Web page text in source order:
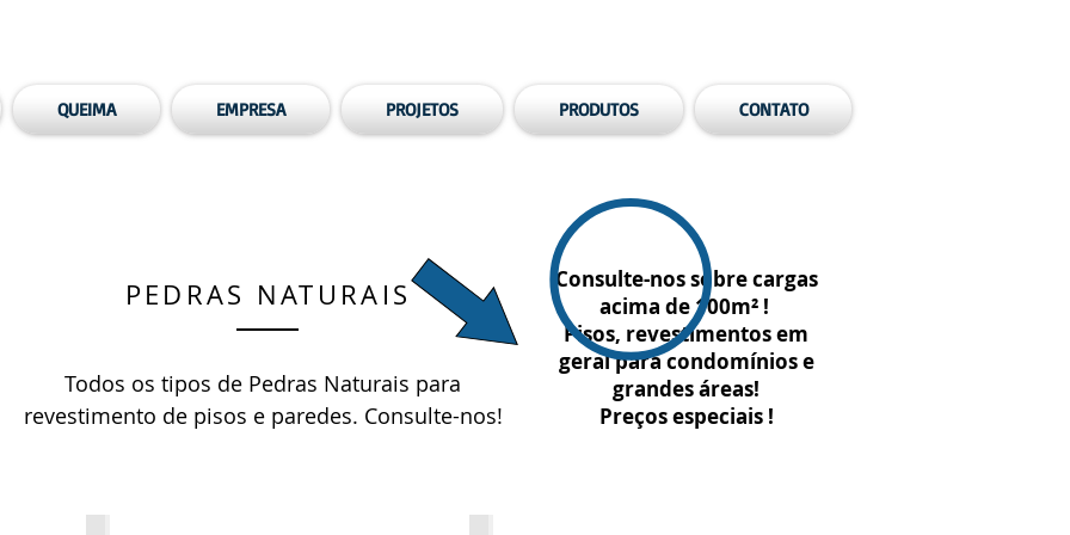
QUEIMA EMPRESA PROJETOS PRODUTOS CONTATO
PEDRAS NATURAIS
Todos os tipos de Pedras Naturais para
revestimento de pisos e paredes. Consulte-nos!
Consulte-nos sobre cargas
acima de 100m² !
Pisos, revestimentos em
geral para condomínios e
grandes áreas!
Preços especiais !